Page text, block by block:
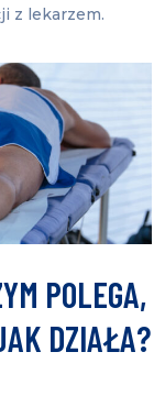
z lekarzem.
POLEGA,
DZIAŁA?